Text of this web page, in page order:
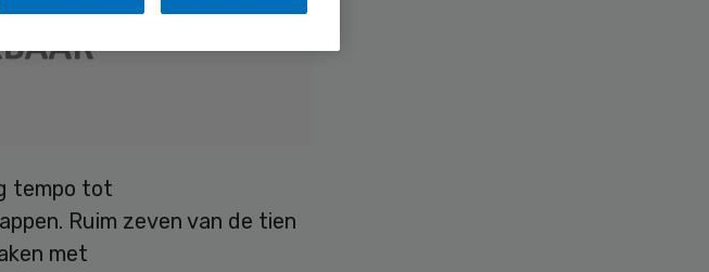
tempo tot
Ruim zeven van de tien
met